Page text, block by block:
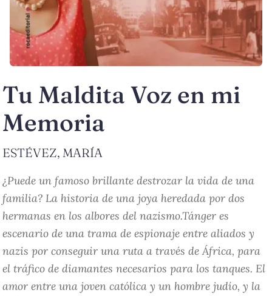
Tu Maldita Voz en mi
Memoria
ESTÉVEZ, MARÍA
¿Puede un famoso brillante destrozar la vida de una
familia? La historia de una joya heredada por dos
hermanas en los albores del nazismo.Tánger es
escenario de una trama de espionaje entre aliados y
nazis por conseguir una ruta a través de África, para
el tráfico de diamantes necesarios para los tanques. El
amor entre una joven católica y un hombre judío, y la